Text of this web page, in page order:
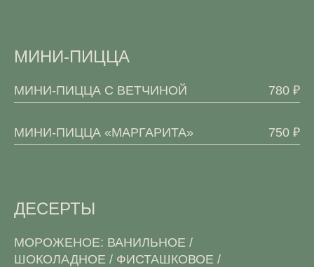
МИНИ-ПИЦЦА
МИНИ-ПИЦЦА С ВЕТЧИНОЙ 780 ₽
МИНИ-ПИЦЦА «МАРГАРИТА» 750 ₽
ДЕСЕРТЫ
МОРОЖЕНОЕ: ВАНИЛЬНОЕ /
ШОКОЛАДНОЕ / ФИСТАШКОВОЕ /